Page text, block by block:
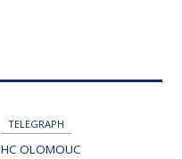
TELEGRAPH
HC OLOMOUC